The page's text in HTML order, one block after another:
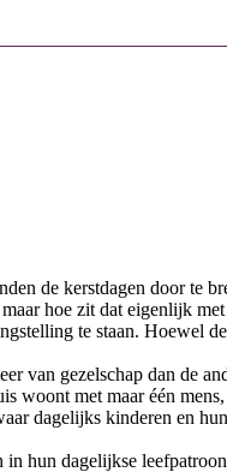
de kerstdagen door te
hoe zit dat eigenlijk
te staan. Hoewel
van gezelschap dan de
woont met maar één
dagelijks kinderen en
in hun dagelijkse